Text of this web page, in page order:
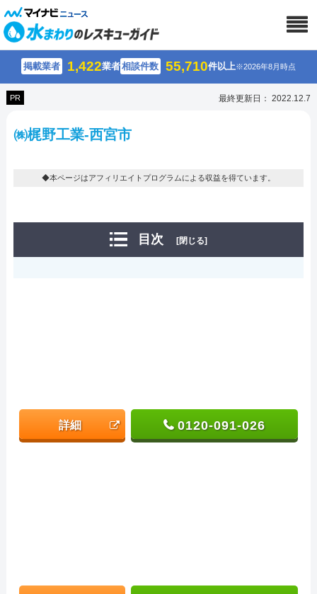
掲載業者 1,422業者相談件数 55,710件以上※2026年8月時点
PR 最終更新日： 2022.12.7
㈱梶野工業-西宮市
◆本ページはアフィリエイトプログラムによる収益を得ています。
目次 [閉じる]
詳細 0120-091-026